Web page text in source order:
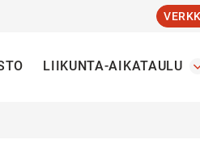
LIIKUNTA-AIKATAULU